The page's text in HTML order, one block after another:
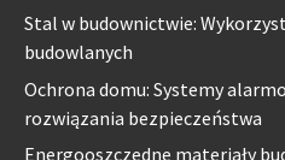
Stal w budownictwie:
budowlanych
Ochrona domu: Systemy
rozwiązania bezpieczeństwa
Energooszczędne materiały